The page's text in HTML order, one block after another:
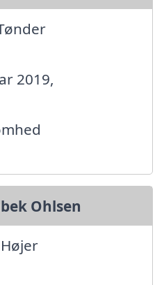
2019,
Ohlsen